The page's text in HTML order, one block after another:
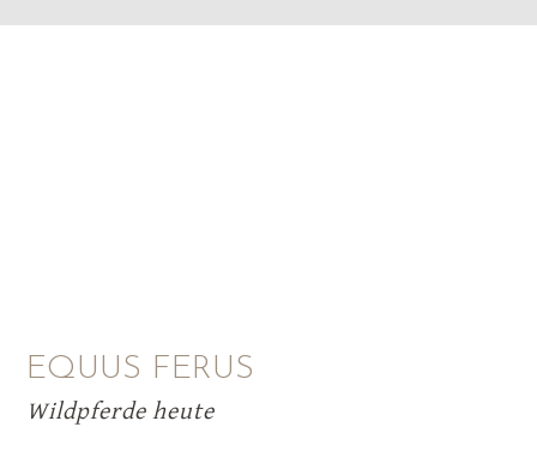
EQUUS FERUS
Wildpferde heute